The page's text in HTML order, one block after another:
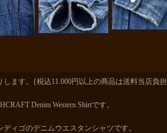
します。{税込11.000円以上の商品は送料当店負
Denim Western Shirtです。
ィゴのデニムウエスタンシャツです。